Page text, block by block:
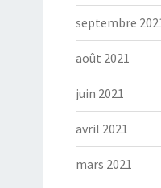
septembre
août 2021
juin 2021
avril 2021
mars 2021